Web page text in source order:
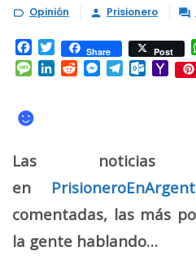
 Opinión  Prisionero 
Facebook
TwitterShare Post
Message
LinkedInRedditMessenger
Telegram
☻
Las noticias
en
comentadas, las más
la gente hablando…